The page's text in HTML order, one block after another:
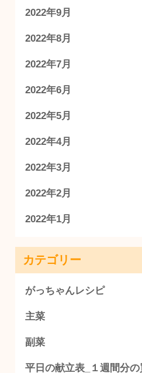
2022年9月
2022年8月
2022年7月
2022年6月
2022年5月
2022年4月
2022年3月
2022年2月
2022年1月
カテゴリー
がっちゃんレシピ
主菜
副菜
平日の献立表_１週間分